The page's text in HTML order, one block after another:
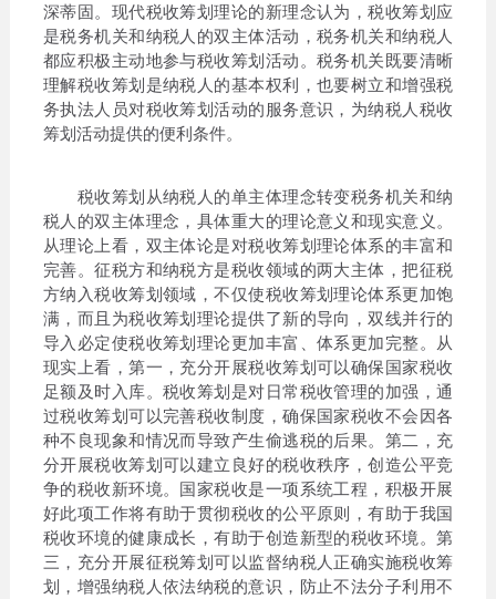
深蒂固。现代税收筹划理论的新理念认为，税收筹划应
是税务机关和纳税人的双主体活动，税务机关和纳税人
都应积极主动地参与税收筹划活动。税务机关既要清晰
理解税收筹划是纳税人的基本权利，也要树立和增强税
务执法人员对税收筹划活动的服务意识，为纳税人税收
筹划活动提供的便利条件。
税收筹划从纳税人的单主体理念转变税务机关和纳
税人的双主体理念，具体重大的理论意义和现实意义。
从理论上看，双主体论是对税收筹划理论体系的丰富和
完善。征税方和纳税方是税收领域的两大主体，把征税
方纳入税收筹划领域，不仅使税收筹划理论体系更加饱
满，而且为税收筹划理论提供了新的导向，双线并行的
导入必定使税收筹划理论更加丰富、体系更加完整。从
现实上看，第一，充分开展税收筹划可以确保国家税收
足额及时入库。税收筹划是对日常税收管理的加强，通
过税收筹划可以完善税收制度，确保国家税收不会因各
种不良现象和情况而导致产生偷逃税的后果。第二，充
分开展税收筹划可以建立良好的税收秩序，创造公平竞
争的税收新环境。国家税收是一项系统工程，积极开展
好此项工作将有助于贯彻税收的公平原则，有助于我国
税收环境的健康成长，有助于创造新型的税收环境。第
三，充分开展征税筹划可以监督纳税人正确实施税收筹
划，增强纳税人依法纳税的意识，防止不法分子利用不